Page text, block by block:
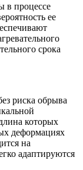
в процессе
ее
срока
риска обрыва
которых
деформациях
на
адаптируются